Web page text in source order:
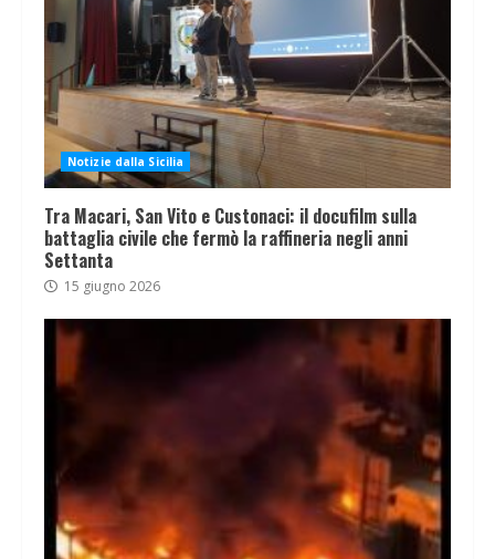
Notizie dalla Sicilia
Tra Macari, San Vito e Custonaci: il docufilm sulla
battaglia civile che fermò la raffineria negli anni
Settanta
15 giugno 2026